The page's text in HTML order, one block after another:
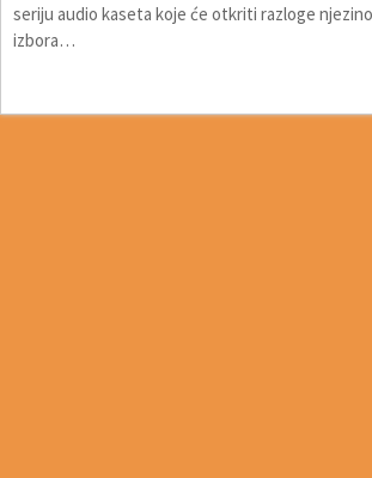
seriju audio kaseta koje će otkriti razloge
izbora…